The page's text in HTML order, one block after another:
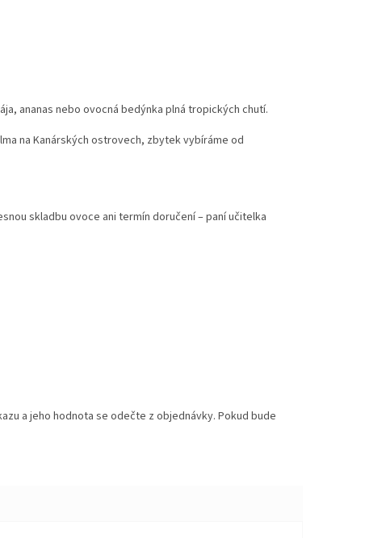
ananas nebo ovocná bedýnka plná tropických chutí.
na Kanárských ostrovech, zbytek vybíráme od
skladbu ovoce ani termín doručení – paní učitelka
a jeho hodnota se odečte z objednávky. Pokud bude